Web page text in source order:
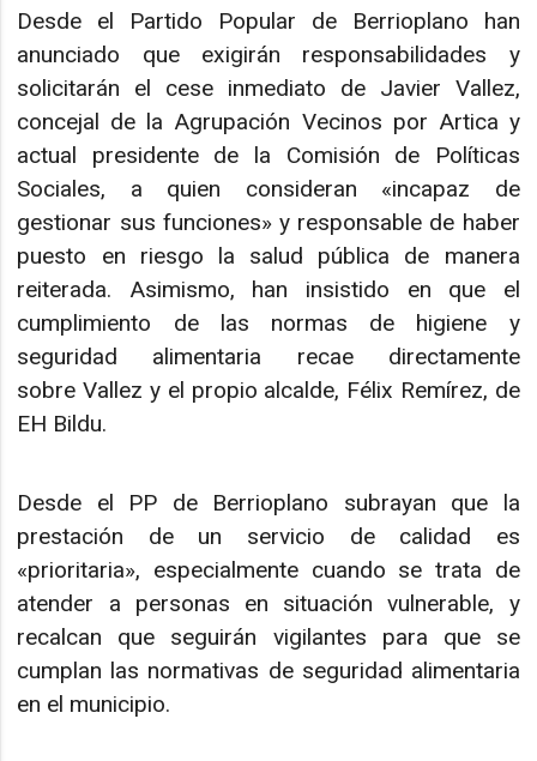
Desde el Partido Popular de Berrioplano han
anunciado que exigirán responsabilidades y
solicitarán el cese inmediato de Javier Vallez,
concejal de la Agrupación Vecinos por Artica y
actual presidente de la Comisión de Políticas
Sociales, a quien consideran «incapaz de
gestionar sus funciones» y responsable de haber
puesto en riesgo la salud pública de manera
reiterada. Asimismo, han insistido en que el
cumplimiento de las normas de higiene y
seguridad alimentaria recae directamente
sobre Vallez y el propio alcalde, Félix Remírez, de
EH Bildu.
Desde el PP de Berrioplano subrayan que la
prestación de un servicio de calidad es
«prioritaria», especialmente cuando se trata de
atender a personas en situación vulnerable, y
recalcan que seguirán vigilantes para que se
cumplan las normativas de seguridad alimentaria
en el municipio.